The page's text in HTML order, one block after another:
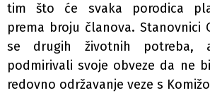
tim što će svaka porodica
prema broju članova. Stanovnici
se drugih životnih potreba,
podmirivali svoje obveze da ne
redovno održavanje veze s